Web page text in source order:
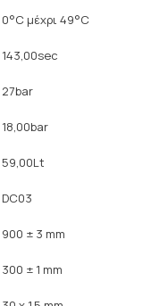
0°C μέχρι 49°C
143,00sec
27bar
18,00bar
59,00Lt
DC03
900 ± 3 mm
300 ± 1 mm